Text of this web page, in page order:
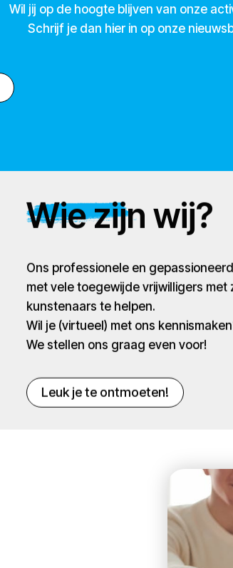
Wil jij op de hoogte blijven van onze
Schrijf je dan hier in op onze
Wie zijn wij?
Ons professionele en
met vele toegewijde vrijwilligers met
kunstenaars te helpen.
Wil je (virtueel) met ons
We stellen ons graag even voor!
Leuk je te ontmoeten!